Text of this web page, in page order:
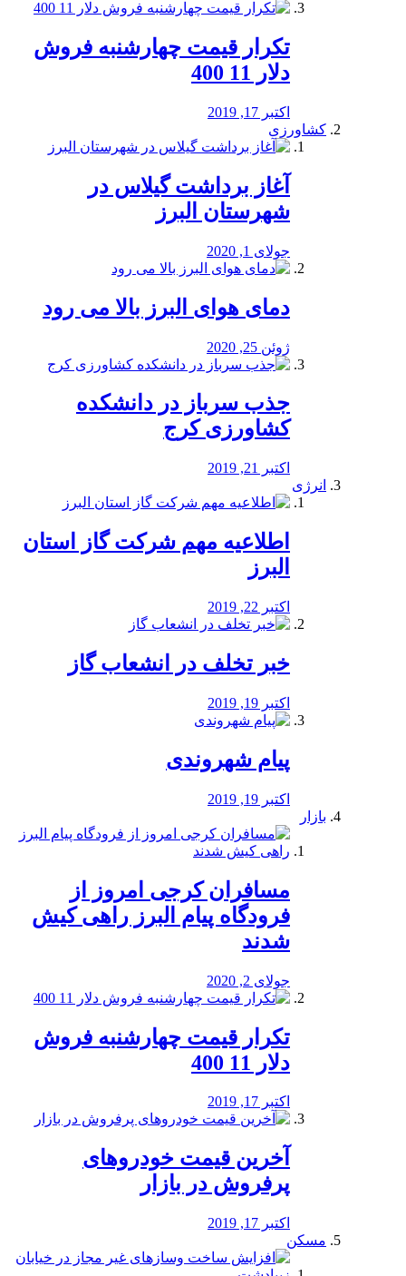
تکرار قیمت چهارشنبه فروش
دلار 11 400
اکتبر 17, 2019
کشاورزی
آغاز برداشت گیلاس در
شهرستان البرز
جولای 1, 2020
دمای هوای البرز بالا می رود
ژوئن 25, 2020
جذب سرباز در دانشکده
کشاورزی کرج
اکتبر 21, 2019
انرژی
️اطلاعیه مهم شرکت گاز استان
البرز
اکتبر 22, 2019
خبر تخلف در انشعاب گاز
اکتبر 19, 2019
پیام شهروندی
اکتبر 19, 2019
بازار
مسافران کرجی امروز از
فرودگاه پیام البرز راهی کیش
شدند
جولای 2, 2020
تکرار قیمت چهارشنبه فروش
دلار 11 400
اکتبر 17, 2019
آخرین قیمت خودرو‌های
پرفروش در بازار
اکتبر 17, 2019
مسکن